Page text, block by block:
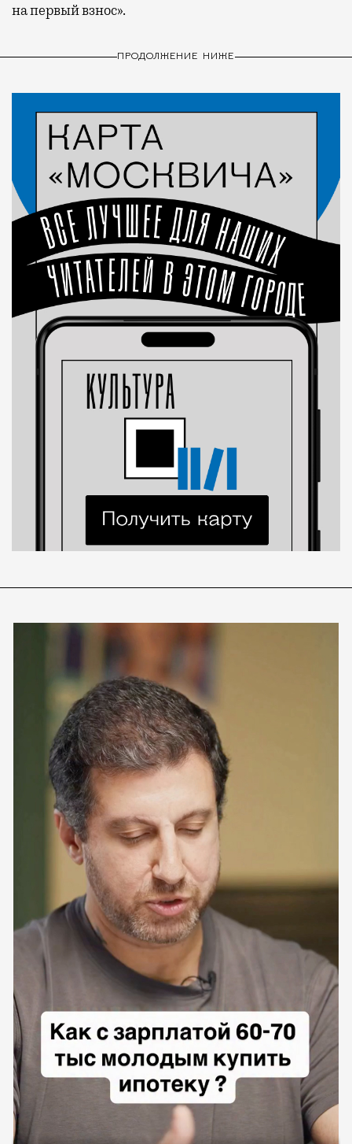
на первый взнос».
ПРОДОЛЖЕНИЕ НИЖЕ